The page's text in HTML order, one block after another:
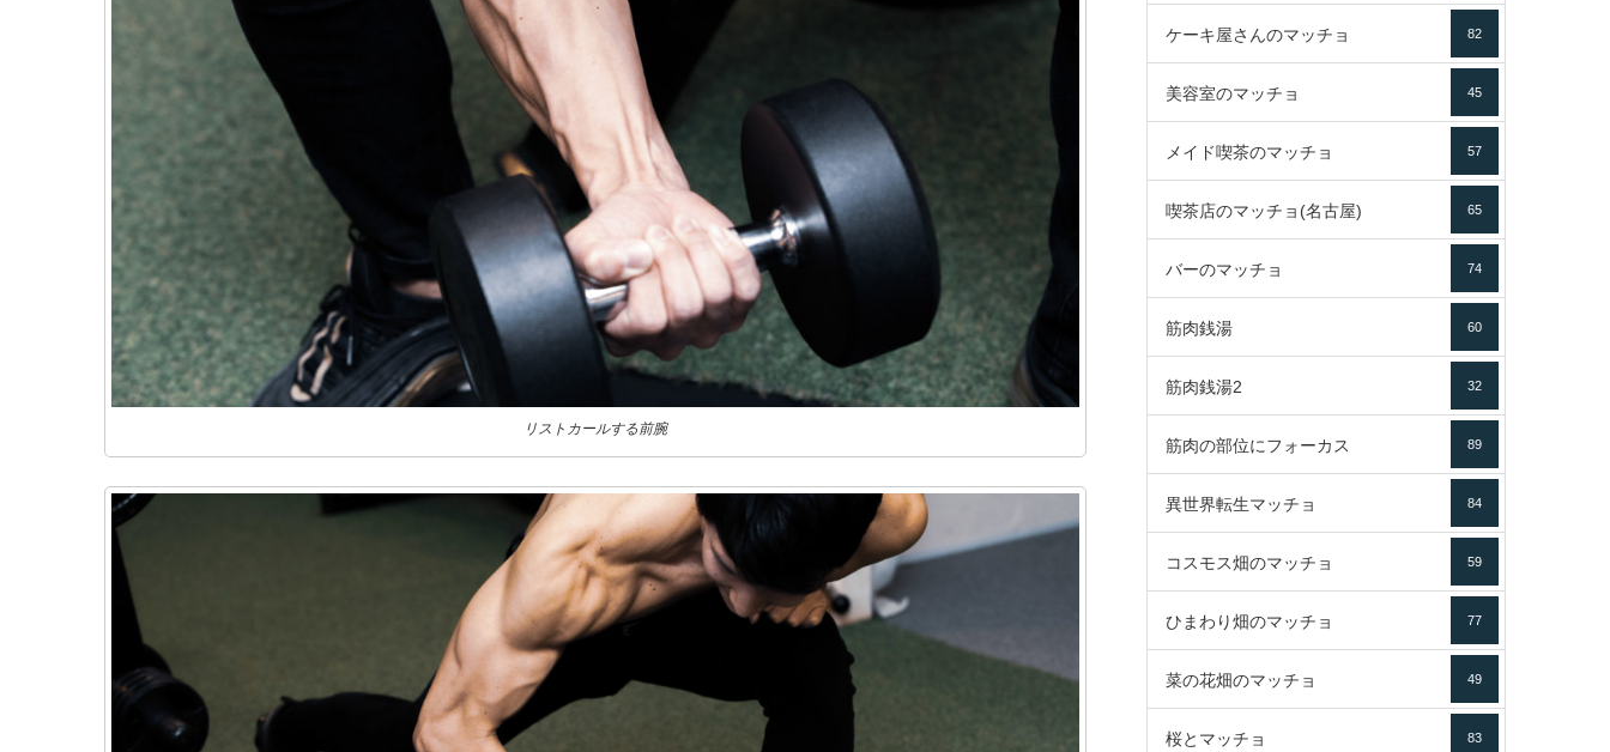
リストカールする前腕
ケーキ屋さんのマッチョ 82
美容室のマッチョ 45
メイド喫茶のマッチョ 57
喫茶店のマッチョ(名古屋) 65
バーのマッチョ 74
筋肉銭湯 60
筋肉銭湯2 32
筋肉の部位にフォーカス 89
異世界転生マッチョ 84
コスモス畑のマッチョ 59
ひまわり畑のマッチョ 77
菜の花畑のマッチョ 49
桜とマッチョ 83